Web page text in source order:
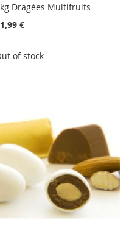
Dragées Multifruits
€
of stock